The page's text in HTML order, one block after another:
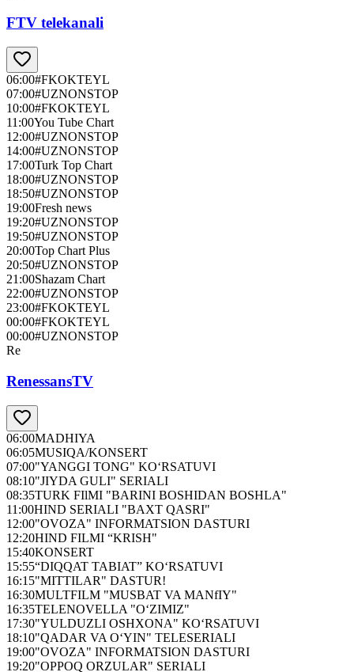
FTV telekanali
06:00#FKOKTEYL
07:00#UZNONSTOP
10:00#FKOKTEYL
11:00You Tube Chart
12:00#UZNONSTOP
14:00#UZNONSTOP
17:00Turk Top Chart
18:00#UZNONSTOP
18:50#UZNONSTOP
19:00Fresh news
19:20#UZNONSTOP
19:50#UZNONSTOP
20:00Top Chart Plus
20:50#UZNONSTOP
21:00Shazam Chart
22:00#UZNONSTOP
23:00#FKOKTEYL
00:00#FKOKTEYL
00:00#UZNONSTOP
Re
RenessansTV
06:00MADHIYA
06:05MUSIQA/KONSERT
07:00"YANGGI TONG" KO‘RSATUVI
08:10"JIYDA GULI" SERIALI
08:35TURK FIlMI "BARINI BOSHIDAN BOSHLA"
11:00HIND SERIALI "BAXT QASRI"
12:00"OVOZA" INFORMATSION DASTURI
12:20HIND FILMI “KRISH"
15:40KONSERT
15:55“DIQQAT TABIAT” KO‘RSATUVI
16:15"MITTILAR" DASTUR!
16:30MULTFILM "MUSBAT VA MANfIY"
16:35TELENOVELLA "O‘ZIMIZ"
17:30"YULDUZLI OSHXONA" KO‘RSATUVI
18:10"QADAR VA O‘YIN" TELESERIALI
19:00"OVOZA" INFORMATSION DASTURI
19:20"OPPOQ ORZULAR" SERIALI